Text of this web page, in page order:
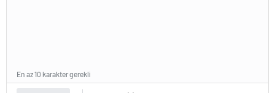
En az 10 karakter gerekli